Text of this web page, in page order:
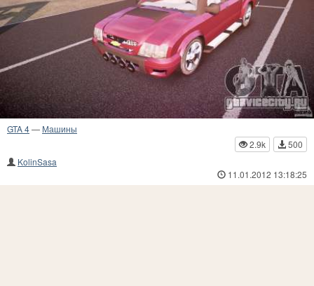
GTA 4— Машины
2.9k
500
KolinSasa
11.01.2012 13:18:25